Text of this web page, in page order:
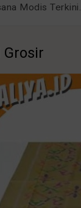
Modis Terkini.